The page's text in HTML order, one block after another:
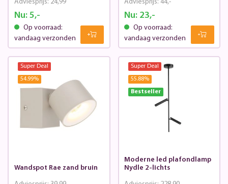
Nu:5,-
Adviesprijs: 24,99
Op voorraad:
vandaag verzonden
Nu: 23,-
Adviesprijs: 44,-
Op voorraad:
vandaag verzonden
Super Deal
54.99%
Wandspot Rae zand bruin
Super Deal
55.88%
Bestseller
Moderne led plafondlamp
Nydle 2-lichts